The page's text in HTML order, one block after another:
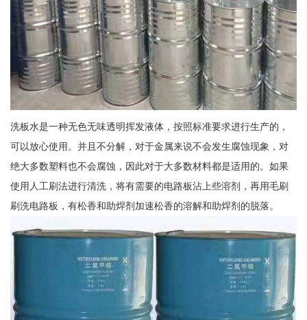
洗板水是一种无色无味透明挥发液体，按照标准要求进行生产的，
可以放心使用。并且不分解，对于金属来说不会发生腐蚀现象，对
绝大多数塑料也不会腐蚀，因此对于大多数材料都是适用的。如果
使用人工刷法进行清洗，将有需要的电路板沾上些溶剂，再用毛刷
刷洗电路板，有松香和助焊剂加速松香的溶解和助焊剂的脱落。